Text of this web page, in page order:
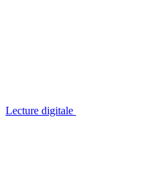
Lecture digitale